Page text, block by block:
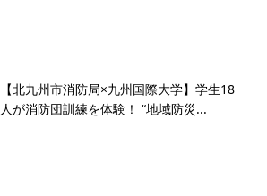
【北九州市消防局×九州国際大学】学生18
人が消防団訓練を体験！ “地域防災...